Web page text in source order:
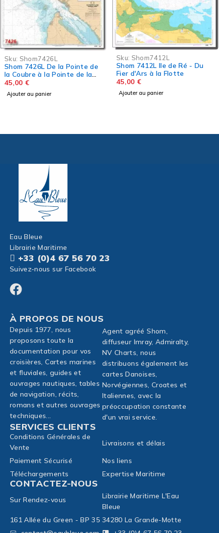
de
la
Sku:
Shom 7412L Ile de Ré - Du
Fier d'Ars à la Flotte
Ajouter au panier
Sku:shom7395G
Carte marine Shom
Du Croisic à
Ajouter au panier
Eau Bleue
Librairie Maritime
+33 (0)4 67 56 70 23
Suivez-nous sur Facebook
À PROPOS DE NOUS
Depuis 1977, nous
proposons toute la
documentation pour vos
croisières, Cartes marines
et fluviales, guides et
ouvrages nautiques, tables
de navigation, récits,
romans et autres ouvrages
techniques...
Agent agréé Shom,
diffuseur Imray, Admiralty,
NV Charts, nous
distribuons également les
cartes Danoises,
Norvégiennes, Croates et
Italiennes, avec la
préoccupation constante
d'un vrai service.
SERVICES CLIENTS
Conditions Générales de
Vente
Livraisons et délais
Paiement Sécurisé
Nos liens
Téléchargements
Expertise Maritime
CONTACTEZ-NOUS
Sur Rendez-vous
Librairie Maritime L'Eau
Bleue
161 Allée du Green - BP 35 34280 La Grande-Motte